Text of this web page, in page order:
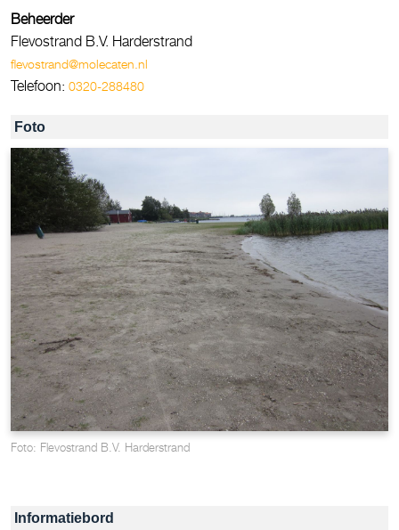
Beheerder
Flevostrand B.V. Harderstrand
flevostrand@molecaten.nl
Telefoon: 0320-288480
Foto
Foto: Flevostrand B.V. Harderstrand
Informatiebord